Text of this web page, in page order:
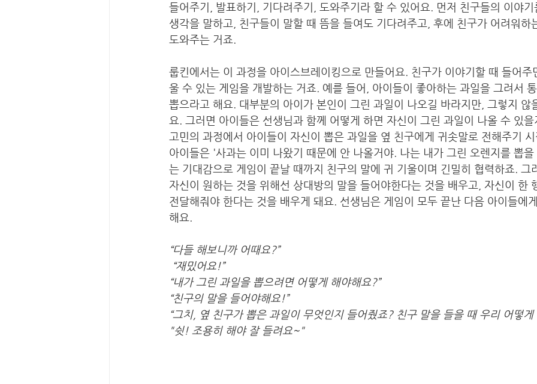
들어주기, 발표하기, 기다려주기, 도와주기라 할 수 있어요. 먼저 친구들의 이야기
생각을 말하고, 친구들이 말할 때 뜸을 들여도 기다려주고, 후에 친구가 어려워하
도와주는 거죠.
룹킨에서는 이 과정을 아이스브레이킹으로 만들어요. 친구가 이야기할 때 들어주
울 수 있는 게임을 개발하는 거죠. 예를 들어, 아이들이 좋아하는 과일을 그려서
뽑으라고 해요. 대부분의 아이가 본인이 그린 과일이 나오길 바라지만, 그렇지 않
요. 그러면 아이들은 선생님과 함께 어떻게 하면 자신이 그린 과일이 나올 수 있
고민의 과정에서 아이들이 자신이 뽑은 과일을 옆 친구에게 귀솟말로 전해주기 시
아이들은 '사과는 이미 나왔기 때문에 안 나올거야. 나는 내가 그린 오렌지를 뽑을
는 기대감으로 게임이 끝날 때까지 친구의 말에 귀 기울이며 긴밀히 협력하죠. 그
자신이 원하는 것을 위해선 상대방의 말을 들어야한다는 것을 배우고, 자신이 한
전달해줘야 한다는 것을 배우게 돼요. 선생님은 게임이 모두 끝난 다음 아이들에
해요.
“다들 해보니까 어때요?”
“재밌어요!”
“내가 그린 과일을 뽑으려면 어떻게 해야해요?”
“친구의 말을 들어야해요!”
“그치, 옆 친구가 뽑은 과일이 무엇인지 들어줬죠? 친구 말을 들을 때 우리 어떻
"쉿! 조용히 해야 잘 들려요~"